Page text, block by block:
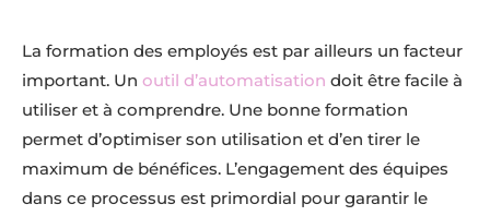
La formation des employés est par ailleurs un facteur
important. Un outil d’automatisation doit être facile à
utiliser et à comprendre. Une bonne formation
permet d’optimiser son utilisation et d’en tirer le
maximum de bénéfices. L’engagement des équipes
dans ce processus est primordial pour garantir le